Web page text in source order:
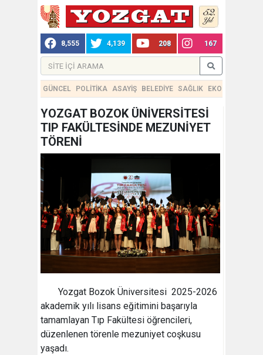
8,555 4,139 208 167
GÜNCEL POLİTİKA ASAYİŞ BELEDİYE SAĞLIK EKONOMİ
YOZGAT BOZOK ÜNİVERSİTESİ
TIP FAKÜLTESİNDE MEZUNİYET
TÖRENİ
Yozgat Bozok Üniversitesi 2025-2026
akademik yılı lisans eğitimini başarıyla
tamamlayan Tıp Fakültesi öğrencileri,
düzenlenen törenle mezuniyet coşkusu
yaşadı.